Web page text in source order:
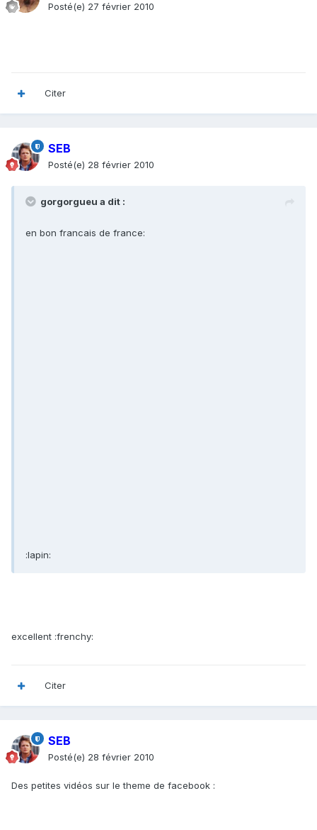
Posté(e) 27 février 2010
Citer
SEB
Posté(e) 28 février 2010
gorgorgueu a dit :
en bon francais de france:
:lapin:
excellent :frenchy:
Citer
SEB
Posté(e) 28 février 2010
Des petites vidéos sur le theme de facebook :